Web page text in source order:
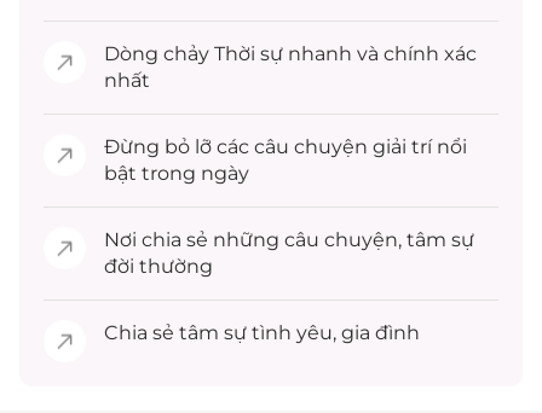
Dòng chảy Thời sự nhanh và chính xác
nhất
Đừng bỏ lỡ các câu chuyện giải trínổi
bật trong ngày
Nơi chia sẻ những câu chuyện, tâm sự
đời thường
Chia sẻ tâm sự tình yêu, gia đình